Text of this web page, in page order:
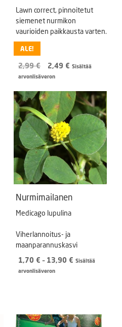
Lawn correct, pinnoitetut
siemenet nurmikon
vaurioiden paikkausta varten.
ALE!
2,99€
Alkuperäinen
hinta
2,99 €.
2,49 € Nykyinen
2,49 €.
Sisältää
arvonlisäveron
Nurmimailanen
Medicago lupulina
Viherlannoitus- ja
maanparannuskasvi
1,70 € – 13,90 € Hintaluokka:
Sisältää
arvonlisäveron